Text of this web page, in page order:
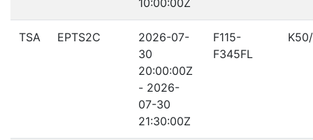
10:00:00Z
TSA EPTS2C
2026-07-
30
20:00:00Z
- 2026-
07-30
21:30:00Z
F115-
F345FL